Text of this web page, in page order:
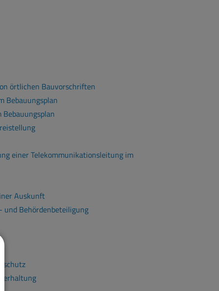
örtlichen Bauvorschriften
Bebauungsplan
einer Telekommunikationsleitung im
Auskunft
und Behördenbeteiligung